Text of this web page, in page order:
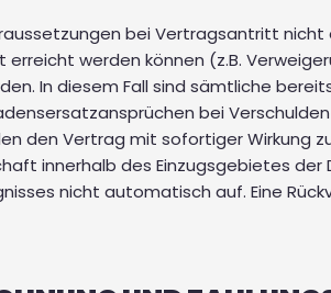
bei Vertragsantritt
werden können (z.B.
In diesem Fall sind sämtliche
bei
den Vertrag mit sofortiger Wirkung
innerhalb des Einzugsgebietes
nicht automatisch auf. Eine